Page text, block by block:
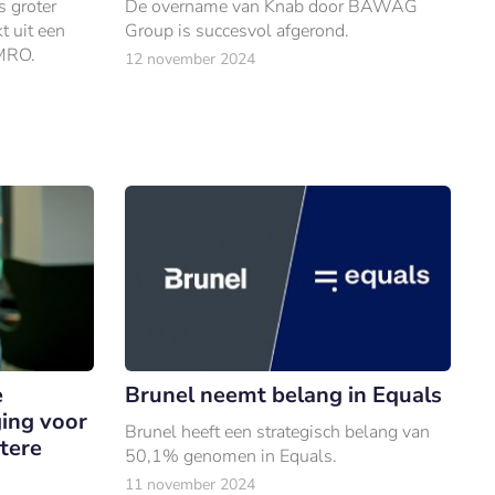
groter
uit een
De overname van Knab door BAWAG
Group is succesvol afgerond.
12 november 2024
voor
Brunel neemt belang in Equals
Brunel heeft een strategisch belang van
50,1% genomen in Equals.
11 november 2024